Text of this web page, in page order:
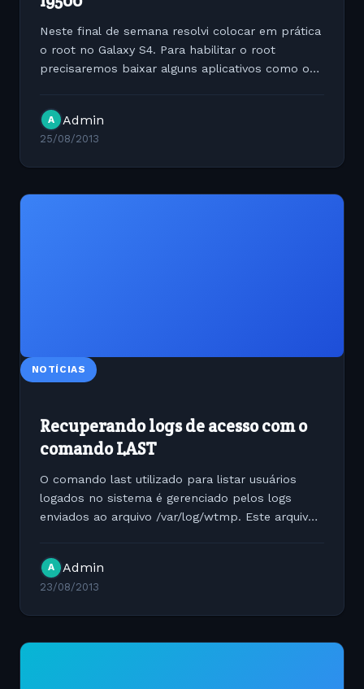
Neste final de semana resolvi colocar em prática
o root no Galaxy S4. Para habilitar o root
precisaremos baixar alguns aplicativos como o
A Admin
25/08/2013
NOTÍCIAS
Recuperando logs de acesso com o
comando LAST
O comando last utilizado para listar usuários
logados no sistema é gerenciado pelos logs
enviados ao arquivo /var/log/wtmp. Este arquivo
possível que seu...
A Admin
23/08/2013